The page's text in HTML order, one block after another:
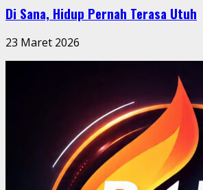
Di Sana, Hidup Pernah Terasa Utuh
23 Maret 2026